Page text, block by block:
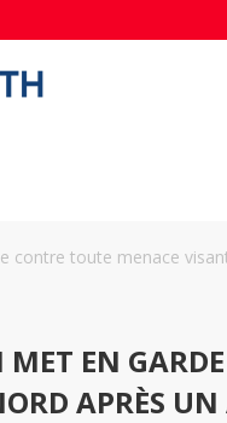
contre toute menace
MET EN
APRÈS